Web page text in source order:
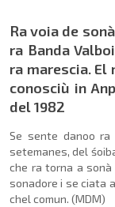
Ra voia de
ra Banda
ra marescia. El
conosciù in
del 1982
Se sente danoo ra
setemanes, del
che ra torna a sonà
sonadore i se ciata
chel comun. (MDM)